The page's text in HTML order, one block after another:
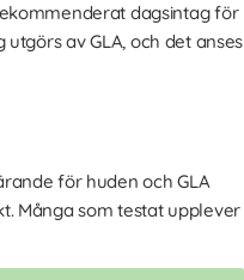
dagsintag för
av GLA, och det anses
för huden och GLA
Många som testat upplever